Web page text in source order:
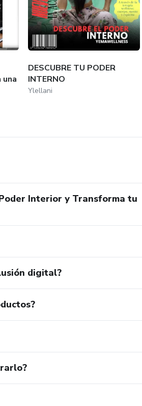
una
DESCUBRE TU PODER
INTERNO
Ylellani
Interior y Transforma tu
digital?